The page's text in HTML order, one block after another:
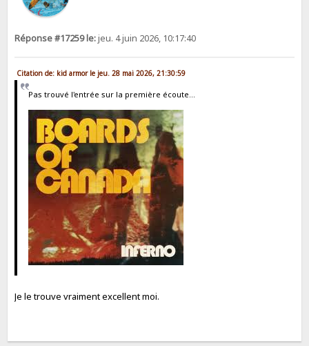
Réponse #17259 le:jeu. 4 juin 2026, 10:17:40
Citation de: kid armor le jeu. 28 mai 2026, 21:30:59
Pas trouvé l'entrée sur la première écoute...
Je le trouve vraiment excellent moi.